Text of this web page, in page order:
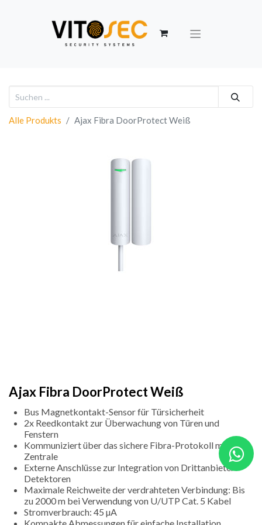
Alle Produkts Ajax Fibra DoorProtect Weiß
Ajax Fibra DoorProtect Weiß
Bus Magnetkontakt-Sensor für Türsicherheit
2x Reedkontakt zur Überwachung von Türen und
Fenstern
Kommuniziert über das sichere Fibra-Protokoll mit der
Zentrale
Externe Anschlüsse zur Integration von Drittanbieter-
Detektoren
Maximale Reichweite der verdrahteten Verbindung: Bis
zu 2000 m bei Verwendung von U/UTP Cat. 5 Kabel
Stromverbrauch: 45 µA